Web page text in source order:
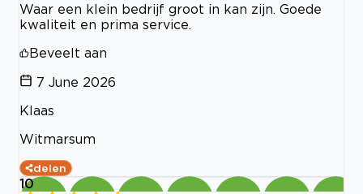
Waar een klein bedrijf groot in kan zijn. Goede
kwaliteit en prima service.
Beveelt aan
7 June 2026
Klaas
Witmarsum
delen
10